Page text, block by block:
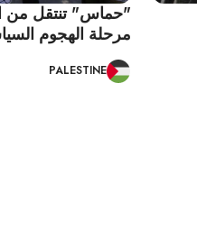
"حماس" تنتقل من
مرحلة الهجوم
PALESTINE